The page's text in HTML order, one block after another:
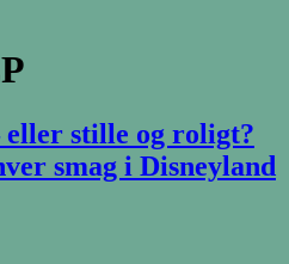
stille og roligt?
smag i Disneyland